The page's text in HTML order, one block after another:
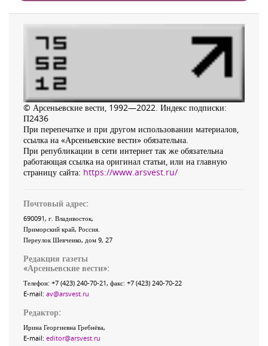
© Арсеньевские вести, 1992—2022. Индекс подписки:
П2436
При перепечатке и при другом использовании материалов,
ссылка на «Арсеньевские вести» обязательна.
При републикации в сети интернет так же обязательна
работающая ссылка на оригинал статьи, или на главную
страницу сайта: https://www.arsvest.ru/
Почтовый адрес:
690091, г. Владивосток,
Приморский край, Россия
Переулок Шевченко, дом 9, 27
Редакция газеты
«Арсеньевские вести»:
Телефон: +7 (423) 240-70-21, факс: +7 (423) 240-70-22
E-mail: av@arsvest.ru
Редактор:
Ирина Георгиевна Гребнёва,
E-mail: editor@arsvest.ru